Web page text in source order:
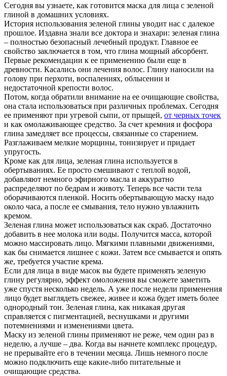
Сегодня вы узнаете, как готовится маска для лица с зеленой
глиной в домашних условиях.
История использования зеленой глины уводит нас с далекое
прошлое. Издавна знали все доктора и знахари: зеленая глина
– полностью безопасный лечебный продукт. Главное ее
свойство заключается в том, что глина мощный абсорбент.
Первые рекомендации к ее применению были еще в
древности. Касались они лечения волос. Глину наносили на
голову при перхоти, воспалениях, облысении и
недостаточной крепости волос.
Потом, когда обратили внимание на ее очищающие свойства,
она стала использоваться при различных проблемах. Сегодня
ее применяют при угревой сыпи, от прыщей, от черных точек
и как омолаживающее средство. За счет кремния и фосфора
глина замедляет все процессы, связанные со старением.
Разглаживаем мелкие морщины, тонизирует и придает
упругость.
Кроме как для лица, зеленая глина используется в
обертываниях. Ее просто смешивают с теплой водой,
добавляют немного эфирного масла и аккуратно
распределяют по бедрам и животу. Теперь все части тела
оборачиваются пленкой. Носить обертывающую маску надо
около часа, а после ее смывания, тело нужно увлажнить
кремом.
Зеленая глина может использоваться как скраб. Достаточно
добавить в нее молока или воды. Получится масса, которой
можно массировать лицо. Мягкими плавными движениями,
как бы снимается лишнее с кожи. Затем все смывается и опять
же, требуется участие крема.
Если для лица в виде масок вы будете применять зеленую
глину регулярно, эффект омоложения вы сможете заметить
уже спустя несколько недель. А уже после недели применения
лицо будет выглядеть свежее, живее и кожа будет иметь более
однородный тон. Зеленая глина, как никакая другая
справляется с пигментацией, веснушками и другими
потемнениями и изменениями цвета.
Маску из зеленой глины применяют не реже, чем один раз в
неделю, а лучше – два. Когда вы начнете комплекс процедур,
не прерывайте его в течении месяца. Лишь немного после
можно подключить еще какие-либо питательные и
очищающие средства.